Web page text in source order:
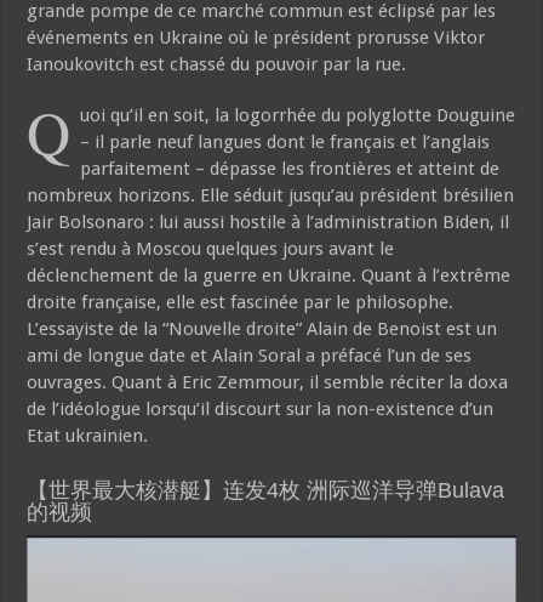
grande pompe de ce marché commun est éclipsé par les
événements en Ukraine où le président prorusse Viktor
Ianoukovitch est chassé du pouvoir par la rue.
Q uoi qu’il en soit, la logorrhée du polyglotte Douguine
– il parle neuf langues dont le français et l’anglais
parfaitement – dépasse les frontières et atteint de
nombreux horizons. Elle séduit jusqu’au président brésilien
Jair Bolsonaro : lui aussi hostile à l’administration Biden, il
s’est rendu à Moscou quelques jours avant le
déclenchement de la guerre en Ukraine. Quant à l’extrême
droite française, elle est fascinée par le philosophe.
L’essayiste de la “Nouvelle droite” Alain de Benoist est un
ami de longue date et Alain Soral a préfacé l’un de ses
ouvrages. Quant à Eric Zemmour, il semble réciter la doxa
de l’idéologue lorsqu’il discourt sur la non-existence d’un
Etat ukrainien.
【世界最大核潜艇】连发4枚 洲际巡洋导弹Bulava
的视频